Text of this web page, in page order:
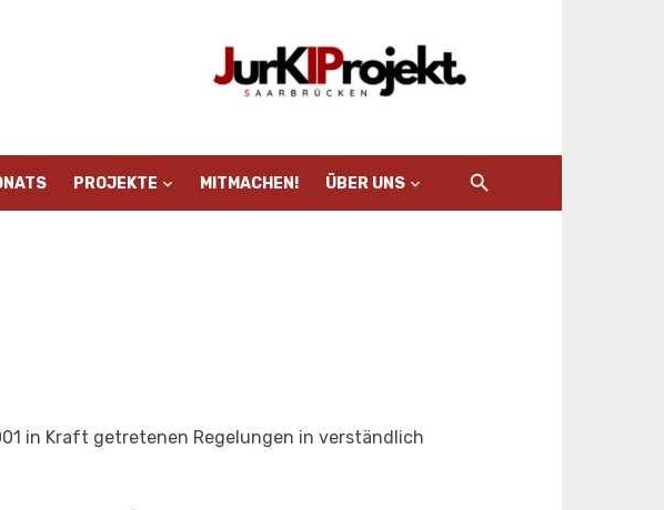
PROJEKTE MITMACHEN! ÜBER UNS
in Kraft getretenen Regelungen in verständlich